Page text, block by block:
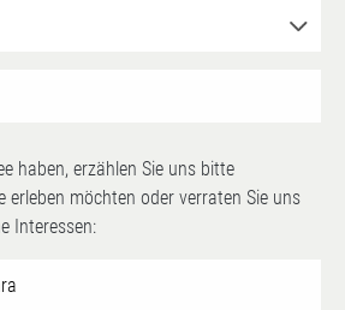
haben, erzählen Sie uns bitte
erleben möchten oder verraten Sie uns
Interessen: